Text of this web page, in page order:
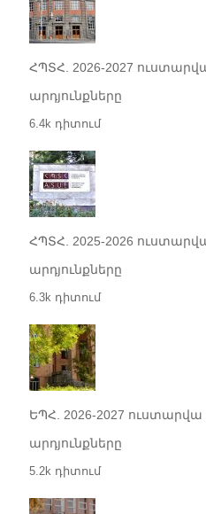
ՀՊՏՀ. 2026-2027
արդյունքները
6.4k դիտում
ՀՊՏՀ. 2025-2026
արդյունքները
6.3k դիտում
ԵՊՀ. 2026-2027 ուստարվա
արդյունքները
5.2k դիտում